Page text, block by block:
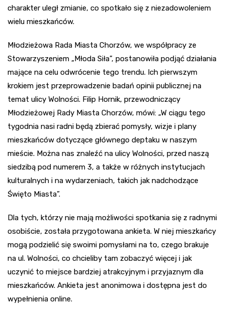
charakter uległ zmianie, co spotkało się z niezadowoleniem
wielu mieszkańców.
Młodzieżowa Rada Miasta Chorzów, we współpracy ze
Stowarzyszeniem „Młoda Siła”, postanowiła podjąć działania
mające na celu odwrócenie tego trendu. Ich pierwszym
krokiem jest przeprowadzenie badań opinii publicznej na
temat ulicy Wolności. Filip Hornik, przewodniczący
Młodzieżowej Rady Miasta Chorzów, mówi: „W ciągu tego
tygodnia nasi radni będą zbierać pomysły, wizje i plany
mieszkańców dotyczące głównego deptaku w naszym
mieście. Można nas znaleźć na ulicy Wolności, przed naszą
siedzibą pod numerem 3, a także w różnych instytucjach
kulturalnych i na wydarzeniach, takich jak nadchodzące
Święto Miasta”.
Dla tych, którzy nie mają możliwości spotkania się z radnymi
osobiście, została przygotowana ankieta. W niej mieszkańcy
mogą podzielić się swoimi pomysłami na to, czego brakuje
na ul. Wolności, co chcieliby tam zobaczyć więcej i jak
uczynić to miejsce bardziej atrakcyjnym i przyjaznym dla
mieszkańców. Ankieta jest anonimowa i dostępna jest do
wypełnienia online.